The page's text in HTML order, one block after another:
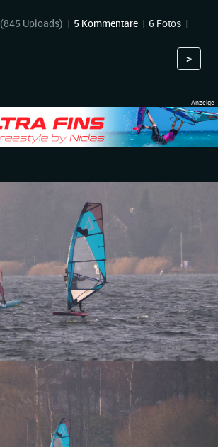
(845 Uploads) | 5 Kommentare | 6 Fotos |
>